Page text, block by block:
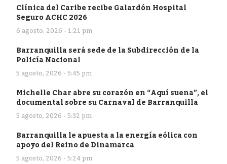
Clínica del Caribe recibe Galardón Hospital
Seguro ACHC 2026
6 agosto, 2026 - 1:21 pm
Barranquilla será sede de la Subdirección de la
Policía Nacional
5 agosto, 2026 - 5:45 pm
Michelle Char abre su corazón en “Aquí suena”, el
documental sobre su Carnaval de Barranquilla
5 agosto, 2026 - 5:32 pm
Barranquilla le apuesta a la energía eólica con
apoyo del Reino de Dinamarca
5 agosto, 2026 - 5:24 pm